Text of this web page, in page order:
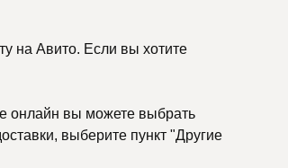
на Авито. Если вы хотите
онлайн вы можете выбрать
выберите пункт "Другие